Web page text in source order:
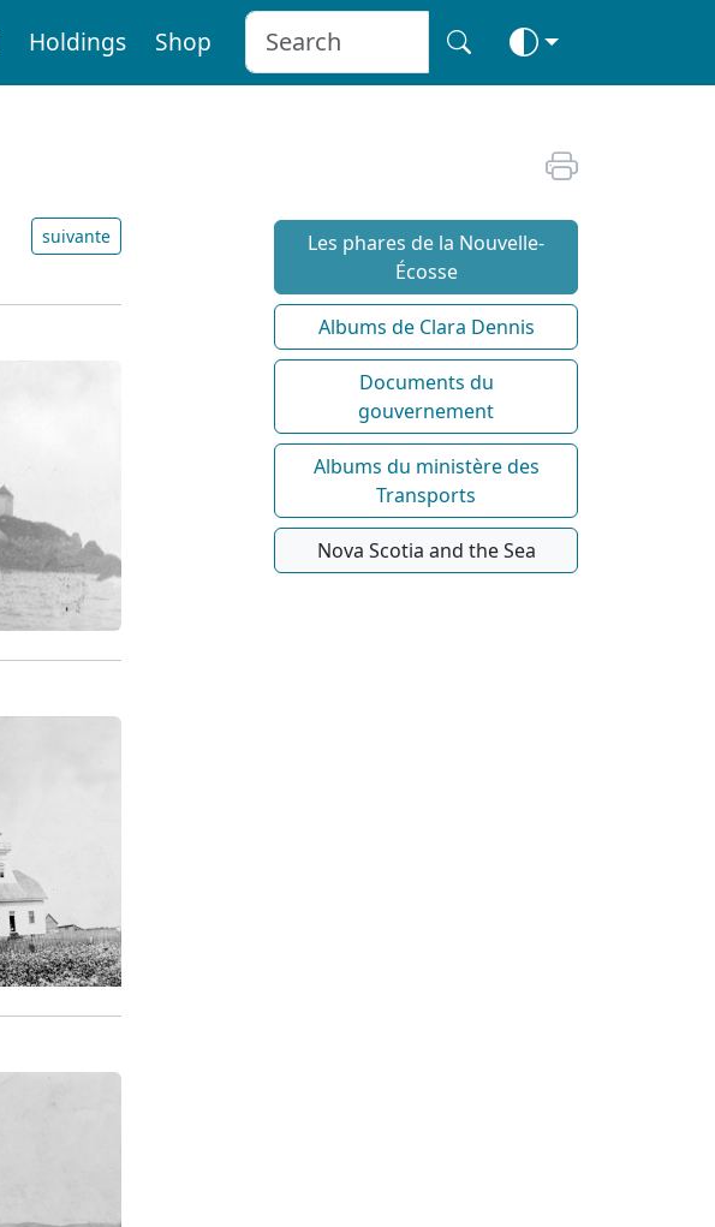
Holdings Shop
suivante
Les phares de la Nouvelle-
Écosse
Albums de Clara Dennis
Documents du
gouvernement
Albums du ministère des
Transports
Nova Scotia and the Sea